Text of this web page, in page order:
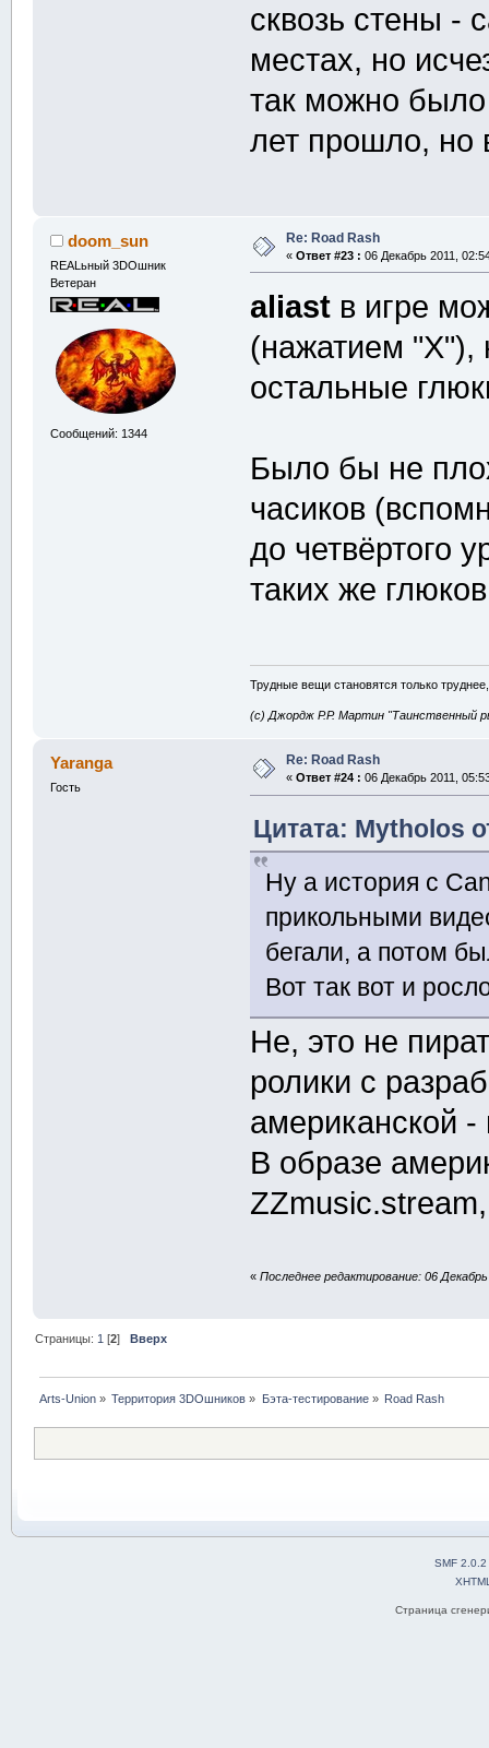
сквозь стены -
местах, но
так можно было
лет прошло, но
doom_sun
REALьный 3DOшник
Ветеран
Сообщений: 1344
Re: Road Rash
« Ответ #23 : 06 Декабрь 2011,
aliast в игре
(нажатием "Х"),
остальные
Было бы не
часиков
до четвёртого
таких же
Трудные вещи становятся только
(с) Джордж Р.Р. Мартин "Таинственный
Yaranga
Гость
Re: Road Rash
« Ответ #24 : 06 Декабрь 2011,
Цитата: Mytholos
Ну а история с
прикольными
бегали, а потом
Вот так вот и
Не, это не
ролики с
американской -
В образе
«Последнее редактирование: 06
Страницы: 1 [2] Вверх
Arts-Union » Территория 3DOшников » Бэта-тестирование» Road Rash
SMF 2.0.2
Страница